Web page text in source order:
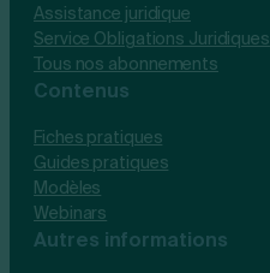
Assistance juridique
Service Obligations Juridiques
Tous nos abonnements
Contenus
Fiches pratiques
Guides pratiques
Modèles
Webinars
Autres informations